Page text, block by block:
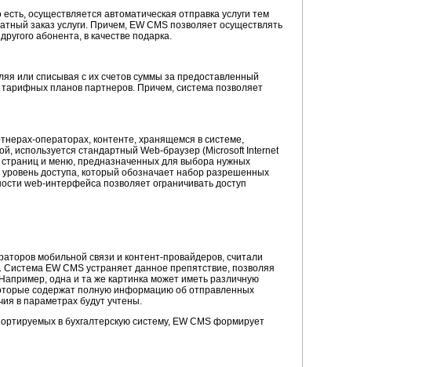
осуществляется автоматическая отправка услуги тем
заказ услуги. Причем, EW CMS позволяет осуществлять
абонента, в качестве подарка.
или списывая с их счетов суммы за предоставленный
планов партнеров. Причем, система позволяет
операторах, контенте, хранящемся в системе,
используется стандартный Web-браузер (Microsoft Internet
и меню, предназначенных для выбора нужных
доступа, который обозначает набор разрешенных
web-интерфейса позволяет ограничивать доступ
мобильной связи и контент-провайдеров, считали
EW CMS устраняет данное препятствие, позволяя
одна и та же картинка может иметь различную
содержат полную информацию об отправленных
в параметрах будут учтены.
в бухгалтерскую систему, EW CMS формирует